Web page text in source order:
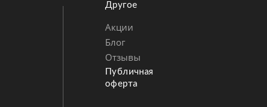
Другое
Акции
Блог
Отзывы
Публичная
оферта
Позвонить MAX